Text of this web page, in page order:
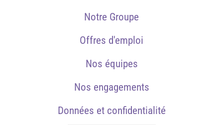
Notre Groupe
Offres d'emploi
Nos équipes
Nos engagements
Données et confidentialité